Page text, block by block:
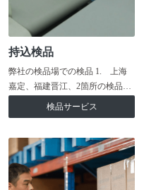
持込検品
弊社の検品場での検品 1. 上海
嘉定、福建晋江、2箇所の検品…
検品サービス